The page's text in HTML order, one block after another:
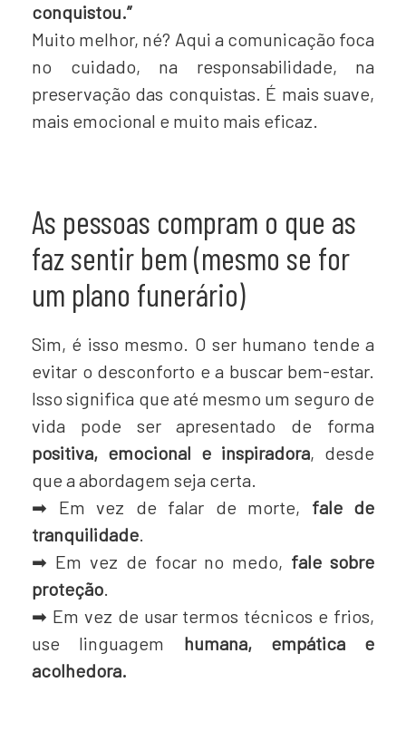
conquistou.”
Muito melhor, né? Aqui a comunicação foca
no cuidado, na responsabilidade, na
preservação das conquistas. É mais suave,
mais emocional e muito mais eficaz.
As pessoas compram o que as
faz sentir bem (mesmo se for
um plano funerário)
Sim, é isso mesmo. O ser humano tende a
evitar o desconforto e a buscar bem-estar.
Isso significa que até mesmo um seguro de
vida pode ser apresentado de forma
positiva, emocional e inspiradora, desde
que a abordagem seja certa.
➡ Em vez de falar de morte, fale de
tranquilidade.
➡ Em vez de focar no medo, fale sobre
proteção.
➡ Em vez de usar termos técnicos e frios,
use linguagem humana, empática e
acolhedora.